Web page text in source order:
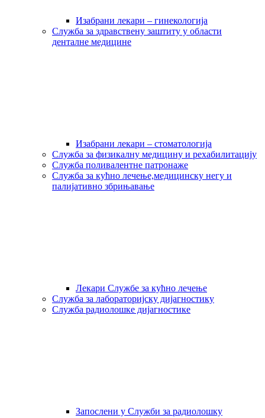
Изабрани лекари – гинекологија
Служба за здравствену заштиту у области
денталне медицине
Изабрани лекари – стоматологија
Служба за физикалну медицину и рехабилитацију
Служба поливалентне патронаже
Служба за кућно лечење,медицинску негу и
палијативно збрињавање
Лекари Службе за кућно лечење
Служба за лабораторијску дијагностику
Служба радиолошке дијагностике
Запослени у Служби за радиолошку